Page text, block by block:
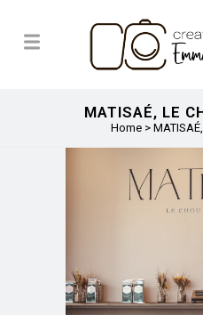
MATISAÉ, LE
Home>